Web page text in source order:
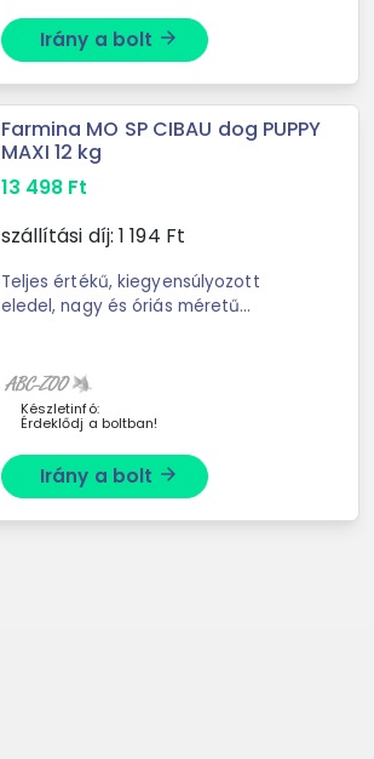
Irány a bolt arrow_forward
Farmina MO SP CIBAU dog PUPPY
MAXI 12 kg
13 498 Ft
szállítási díj: 1 194 Ft
Teljes értékű, kiegyensúlyozott
eledel, nagy és óriás méretű
Készletinfó:
Érdeklődj a boltban!
Irány a bolt arrow_forward